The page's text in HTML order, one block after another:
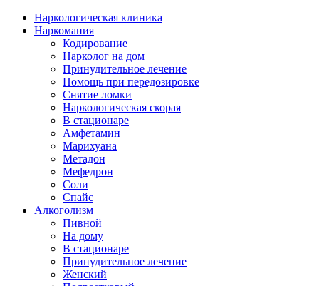
Наркологическая клиника
Наркомания
Кодирование
Нарколог на дом
Принудительное лечение
Помощь при передозировке
Снятие ломки
Наркологическая скорая
В стационаре
Амфетамин
Марихуана
Метадон
Мефедрон
Соли
Спайс
Алкоголизм
Пивной
На дому
В стационаре
Принудительное лечение
Женский